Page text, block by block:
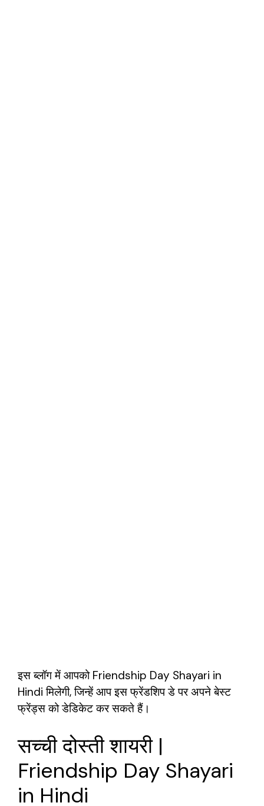
इस ब्लॉग में आपको Friendship Day Shayari in
Hindi मिलेगी, जिन्हें आप इस फ्रेंडशिप डे पर अपने बेस्ट
फ्रेंड्स को डेडिकेट कर सकते हैं।
सच्ची दोस्ती शायरी |
Friendship Day Shayari
in Hindi